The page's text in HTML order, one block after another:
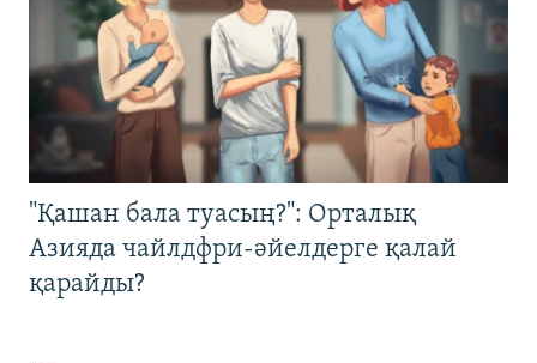
"Қашан бала туасың?": Орталық
Азияда чайлдфри-әйелдерге қалай
қарайды?